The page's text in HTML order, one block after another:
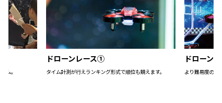
ム。
ドローンレース①
タイム計測が行えランキング形式で順位も競えます。
ドローン
より難易度の高